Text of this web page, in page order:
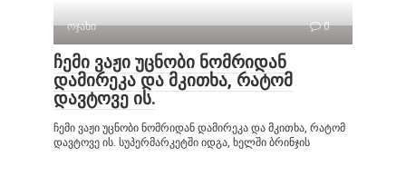
ოჯახი 0
ჩემი ვაჟი უცნობი ნომრიდან
დამირეკა და მკითხა, რატომ
დავტოვე ის.
ჩემი ვაჟი უცნობი ნომრიდან დამირეკა და მკითხა, რატომ
დავტოვე ის. სუპერმარკეტში იდგა, ხელში ბრინჯის